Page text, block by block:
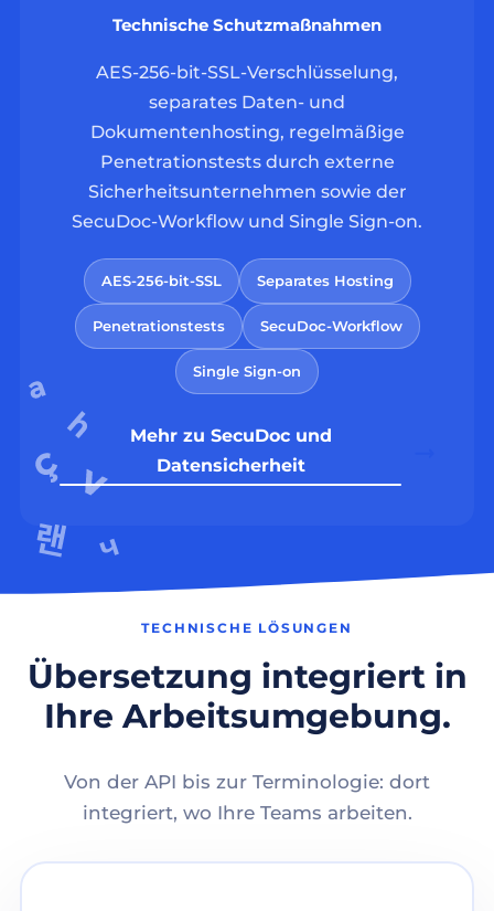
Technische Schutzmaßnahmen
AES-256-bit-SSL-Verschlüsselung,
separates Daten- und
Dokumentenhosting, regelmäßige
Penetrationstests durch externe
Sicherheitsunternehmen sowie der
SecuDoc-Workflow und Single Sign-on.
AES-256-bit-SSL Separates Hosting
Penetrationstests SecuDoc-Workflow
Single Sign-on
Mehr zu SecuDoc und
Datensicherheit
TECHNISCHE LÖSUNGEN
Übersetzung integriert in
Ihre Arbeitsumgebung.
Von der API bis zur Terminologie: dort
integriert, wo Ihre Teams arbeiten.